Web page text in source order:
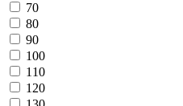
70
80
90
100
110
120